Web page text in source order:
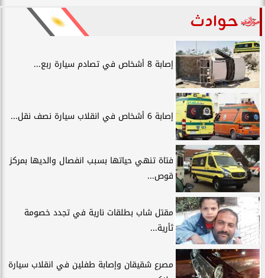
حوادث
إصابة 8 أشخاص في تصادم سيارة ربع...
إصابة 6 أشخاص في انقلاب سيارة نصف نقل...
فتاة تنهي حياتها بسبب انفصال والديها بمركز
قوص...
مقتل شاب بطلقات نارية في تجدد خصومة
ثأرية...
مصرع شقيقان وإصابة طفلين في انقلاب سيارة